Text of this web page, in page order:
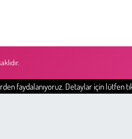
faydalanıyoruz. Detaylar için lütfen